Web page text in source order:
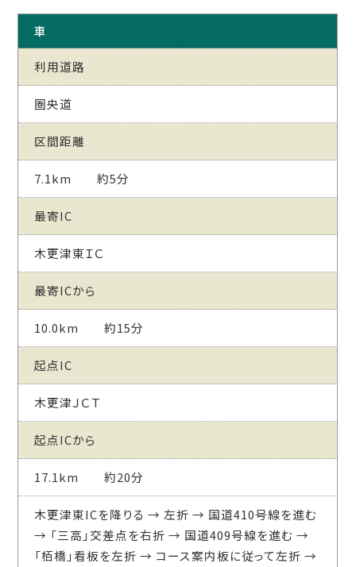
車
利用道路
圏央道
区間距離
7.1km 約5分
最寄IC
木更津東ＩＣ
最寄ICから
10.0km 約15分
起点IC
木更津ＪＣＴ
起点ICから
17.1km 約20分
木更津東ICを降りる → 左折 → 国道410号線を進む
→ 「三高」交差点を右折 → 国道409号線を進む →
「栢橋」看板を左折 → コース案内板に従って左折 →